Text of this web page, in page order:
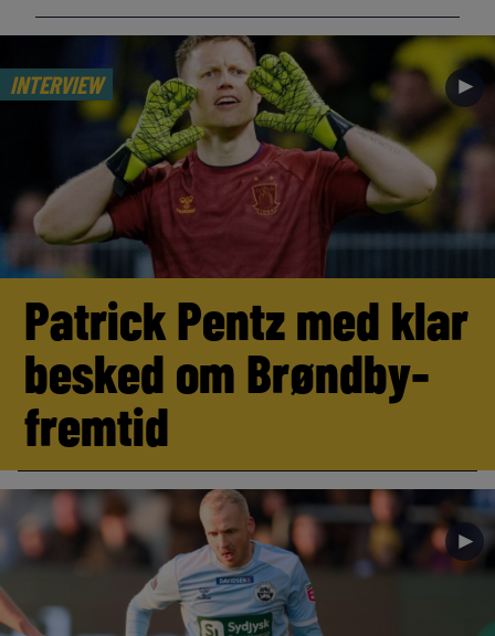
INTERVIEW ►
Patrick Pentz med klar
besked om Brøndby-
fremtid
►